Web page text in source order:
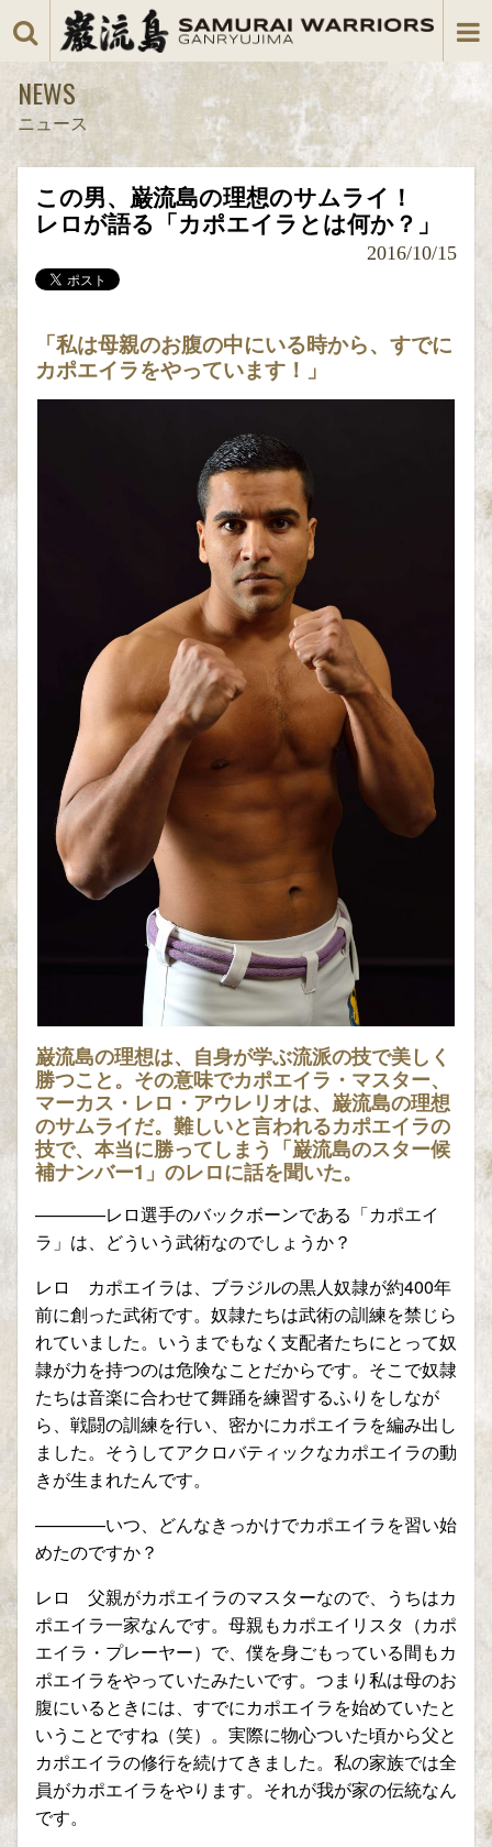
NEWS
ニュース
この男、巌流島の理想のサムライ！
レロが語る「カポエイラとは何か？」
2016/10/15
「私は母親のお腹の中にいる時から、すでに
カポエイラをやっています！」
巌流島の理想は、自身が学ぶ流派の技で美しく
勝つこと。その意味でカポエイラ・マスター、
マーカス・レロ・アウレリオは、巌流島の理想
のサムライだ。難しいと言われるカポエイラの
技で、本当に勝ってしまう「巌流島のスター候
補ナンバー1」のレロに話を聞いた。
————レロ選手のバックボーンである「カポエイ
ラ」は、どういう武術なのでしょうか？
レロ カポエイラは、ブラジルの黒人奴隷が約400年
前に創った武術です。奴隷たちは武術の訓練を禁じら
れていました。いうまでもなく支配者たちにとって奴
隷が力を持つのは危険なことだからです。そこで奴隷
たちは音楽に合わせて舞踊を練習するふりをしなが
ら、戦闘の訓練を行い、密かにカポエイラを編み出し
ました。そうしてアクロバティックなカポエイラの動
きが生まれたんです。
————いつ、どんなきっかけでカポエイラを習い始
めたのですか？
レロ 父親がカポエイラのマスターなので、うちはカ
ポエイラ一家なんです。母親もカポエイリスタ（カポ
エイラ・プレーヤー）で、僕を身ごもっている間もカ
ポエイラをやっていたみたいです。つまり私は母のお
腹にいるときには、すでにカポエイラを始めていたと
いうことですね（笑）。実際に物心ついた頃から父と
カポエイラの修行を続けてきました。私の家族では全
員がカポエイラをやります。それが我が家の伝統なん
です。